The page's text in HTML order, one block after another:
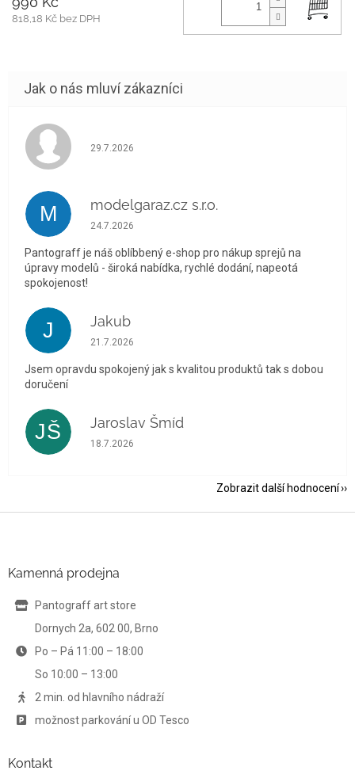
818,18 Kč bez DPH
Hodnocení obchodu je 5 z 5 hvězdiček.
29.7.2026
M modelgaraz.cz s.r.o.
Hodnocení obchodu je 5 z 5 hvězdiček.
24.7.2026
Pantograff je náš oblíbbený e-shop pro nákup sprejů na
úpravy modelů - široká nabídka, rychlé dodání, napeotá
spokojenost!
J Jakub
Hodnocení obchodu je 5 z 5 hvězdiček.
21.7.2026
Jsem opravdu spokojený jak s kvalitou produktů tak s dobou
doručení
JŠ Jaroslav Šmíd
Hodnocení obchodu je 5 z 5 hvězdiček.
18.7.2026
Zobrazit další hodnocení
Kamenná prodejna
Pantograff art store
Dornych 2a, 602 00, Brno
Po – Pá 11:00 – 18:00
So 10:00 – 13:00
2 min. od hlavního nádraží
možnost parkování u OD Tesco
Kontakt